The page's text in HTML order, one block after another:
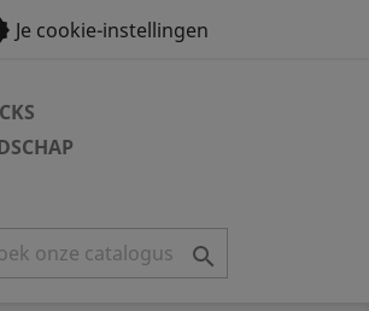
Je cookie-instellingen
